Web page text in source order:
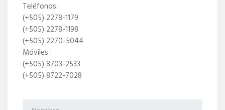
Teléfonos:
(+505) 2278-1179
(+505) 2278-1198
(+505) 2270-5044
Móviles :
(+505) 8703-2533
(+505) 8722-7028